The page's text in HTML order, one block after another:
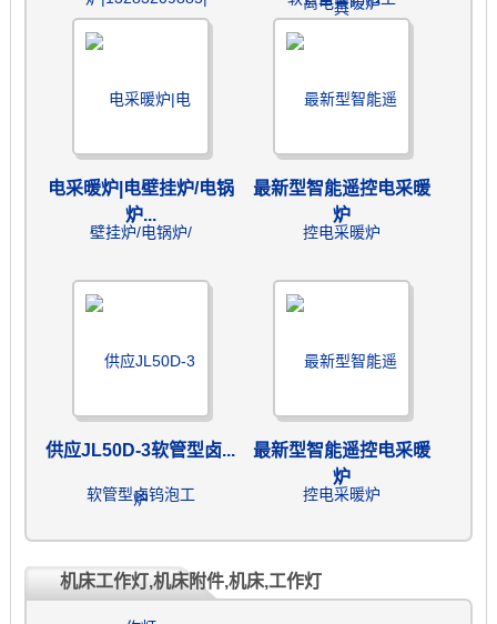
电采暖炉|电壁挂炉/电锅
炉...
最新型智能遥控电采暖
炉
供应JL50D-3软管型卤...
最新型智能遥控电采暖
炉
机床工作灯,机床附件,机床,工作灯